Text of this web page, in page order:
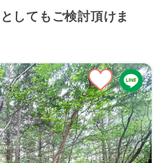
してもご検討頂けま